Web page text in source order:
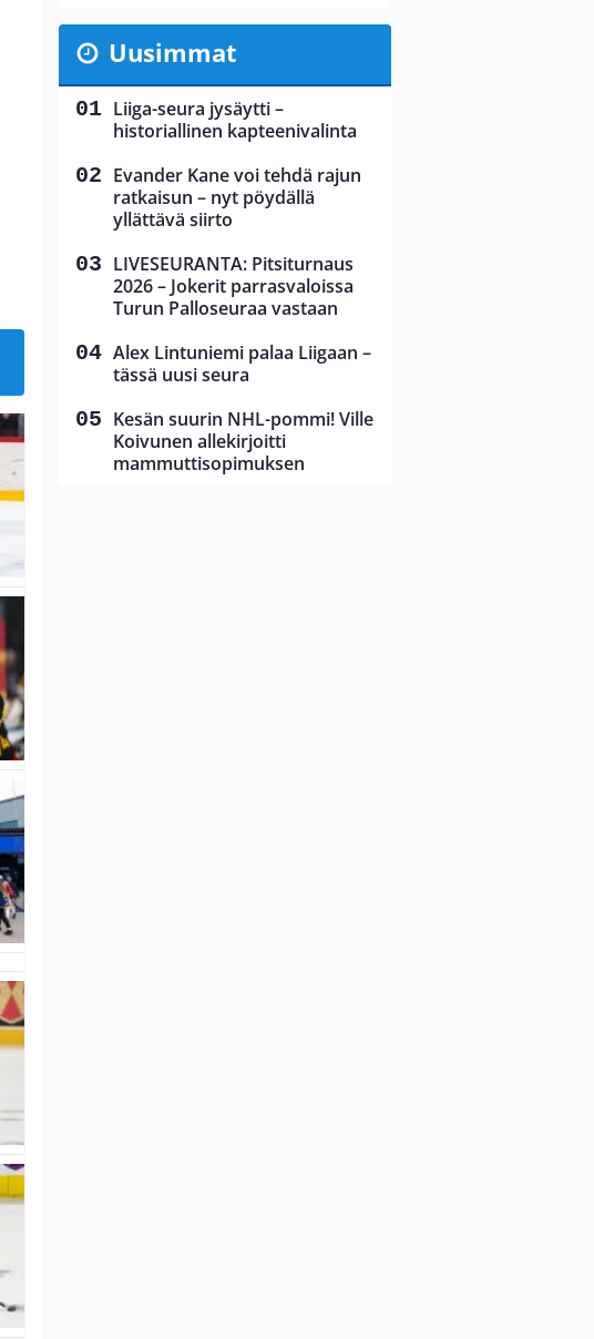
Uusimmat
Liiga-seura jysäytti –
historiallinen kapteenivalinta
Evander Kane voi tehdä rajun
ratkaisun – nyt pöydällä
yllättävä siirto
LIVESEURANTA: Pitsiturnaus
2026 – Jokerit parrasvaloissa
Turun Palloseuraa vastaan
Alex Lintuniemi palaa Liigaan –
tässä uusi seura
Kesän suurin NHL-pommi! Ville
Koivunen allekirjoitti
mammuttisopimuksen